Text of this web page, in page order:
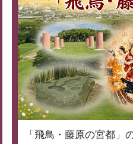
「飛鳥・藤原の宮都」